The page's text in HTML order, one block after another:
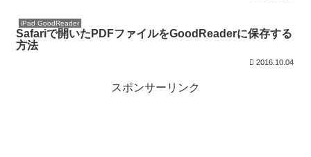
iPad GoodReader
Safariで開いたPDFファイルをGoodReaderに保存する
方法
2016.10.04
スポンサーリンク